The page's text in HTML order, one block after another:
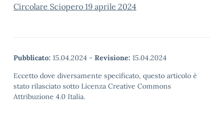
Circolare Sciopero 19 aprile 2024
Pubblicato: 15.04.2024 - Revisione: 15.04.2024
Eccetto dove diversamente specificato, questo articolo è
stato rilasciato sotto Licenza Creative Commons
Attribuzione 4.0 Italia.